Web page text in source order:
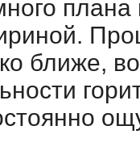
ближе,